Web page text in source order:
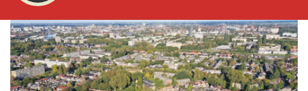
STRAKS:
De avond van Sleutelstad
19.00 - 22.00 uur
Vorig uur
uur 1 van 0 Volgend uur